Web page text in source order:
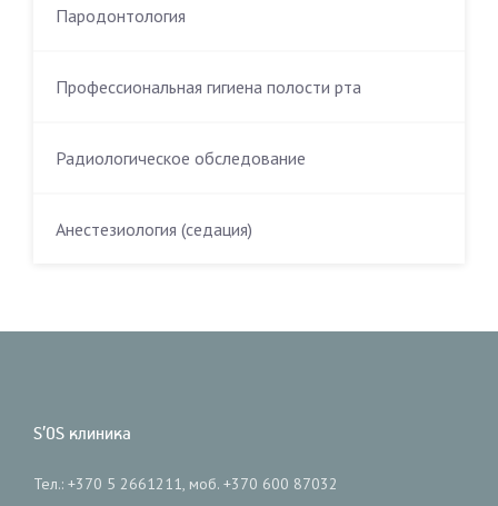
Пародонтология
Профессиональная гигиена полости рта
Радиологическое обследование
Анестезиология (седация)
S’OS клиника
Тел.: +370 5 2661211, моб. +370 600 87032